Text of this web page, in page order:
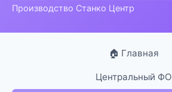
Производство Станко Центр
🏠 Главная
Центральный ФО